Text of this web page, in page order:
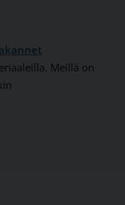
Meillä on